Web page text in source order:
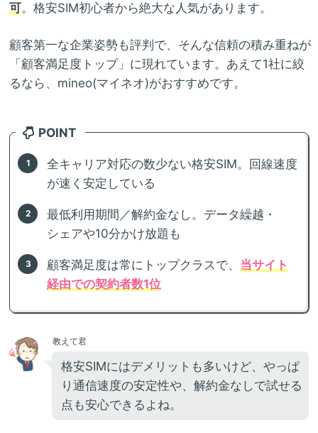
可。格安SIM初心者から絶大な人気があります。
顧客第一な企業姿勢も評判で、そんな信頼の積み重ねが
「顧客満足度トップ」に現れています。あえて1社に絞
るなら、mineo(マイネオ)がおすすめです。
POINT
全キャリア対応の数少ない格安SIM。回線速度
が速く安定している
最低利用期間／解約金なし。データ繰越・
シェアや10分かけ放題も
顧客満足度は常にトップクラスで、 当サイト
経由での契約者数1位
教えて君
格安SIMにはデメリットも多いけど、やっぱ
り通信速度の安定性や、解約金なしで試せる
点も安心できるよね。